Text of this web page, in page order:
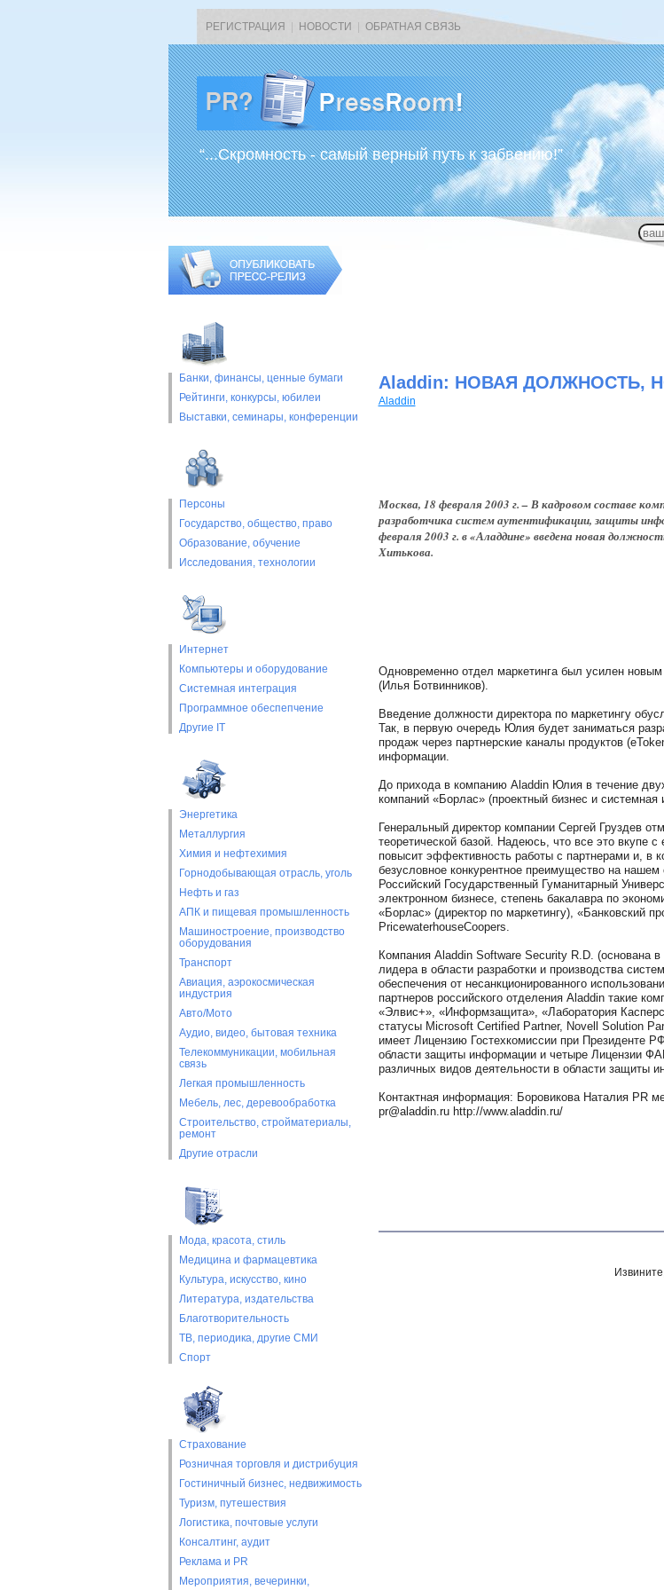
РЕГИСТРАЦИЯ НОВОСТИ ОБРАТНАЯ СВЯЗЬ
“...Скромность - самый верный путь к забвению!”
Банки, финансы, ценные бумаги
Рейтинги, конкурсы, юбилеи
Выставки, cеминары, конференции
Персоны
Государство, общество, право
Образование, обучение
Исследования, технологии
Интернет
Компьютеры и оборудование
Системная интеграция
Программное обеспепчение
Другие IT
Энергетика
Металлургия
Химия и нефтехимия
Горнодобывающая отрасль, уголь
Нефть и газ
АПК и пищевая промышленность
Машиностроение, производство
оборудования
Транспорт
Авиация, аэрокосмическая
индустрия
Авто/Мото
Аудио, видео, бытовая техника
Телекоммуникации, мобильная
связь
Легкая промышленность
Мебель, лес, деревообработка
Строительство, стройматериалы,
ремонт
Другие отрасли
Мода, красота, стиль
Медицина и фармацевтика
Культура, искусство, кино
Литература, издательства
Благотворительность
ТВ, периодика, другие СМИ
Спорт
Страхование
Розничная торговля и дистрибуция
Гостиничный бизнес, недвижимость
Туризм, путешествия
Логистика, почтовые услуги
Консалтинг, аудит
Реклама и PR
Мероприятия, вечеринки,
Aladdin: НОВАЯ ДОЛЖНОСТЬ,
Aladdin
Москва, 18 февраля 2003 г. – В кадровом составе
разработчика систем аутентификации, защиты
февраля 2003 г. в «Аладдине» введена новая
Хитькова.
Одновременно отдел маркетинга был усилен
(Илья Ботвинников).
Введение должности директора по маркетингу
Так, в первую очередь Юлия будет заниматься
продаж через партнерские каналы продуктов
информации.
До прихода в компанию Aladdin Юлия в течение
компаний «Борлас» (проектный бизнес и
Генеральный директор компании Сергей Груздев
теоретической базой. Надеюсь, что все это вкупе
повысит эффективность работы с партнерами и, в
безусловное конкурентное преимущество на
Российский Государственный Гуманитарный
электронном бизнесе, степень бакалавра по
«Борлас» (директор по маркетингу), «Банковский
PricewaterhouseCoopers.
Компания Aladdin Software Security R.D. (основана
лидера в области разработки и производства
обеспечения от несанкционированного
партнеров российского отделения Aladdin такие
«Элвис+», «Информзащита», «Лаборатория
статусы Microsoft Certified Partner, Novell Solution
имеет Лицензию Гостехкомиссии при Президенте
области защиты информации и четыре Лицензии
различных видов деятельности в области защиты
Контактная информация: Боровикова Наталия PR
pr@aladdin.ru http://www.aladdin.ru/